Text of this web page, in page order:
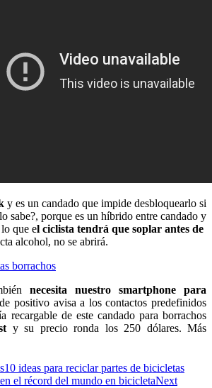
y es un candado que impide desbloquearlo si
sabe?, porque es un híbrido entre candado y
que el ciclista tendrá que soplar antes de
alcohol, no se abrirá.
necesita nuestro smartphone para
positivo avisa a los contactos predefinidos
recargable de este candado para borrachos
y su precio ronda los 250 dólares. Más
10 ideas para reciclar partes de bicicletas
el récord del mundo en bicicletaNext